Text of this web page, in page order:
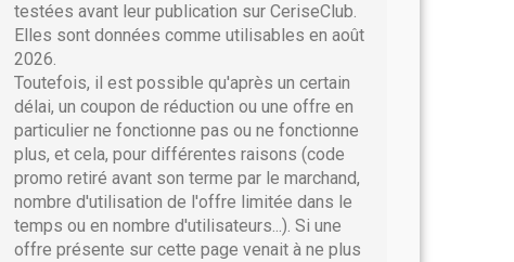
testées avant leur publication sur CeriseClub.
Elles sont données comme utilisables en août
2026.
Toutefois, il est possible qu'après un certain
délai, un coupon de réduction ou une offre en
particulier ne fonctionne pas ou ne fonctionne
plus, et cela, pour différentes raisons (code
promo retiré avant son terme par le marchand,
nombre d'utilisation de l'offre limitée dans le
temps ou en nombre d'utilisateurs...). Si une
offre présente sur cette page venait à ne plus